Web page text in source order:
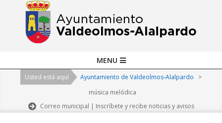
Navigation
MENU
Usted está aquí Ayuntamiento de Valdeolmos-Alalpardo
>
música melódica
Correo municipal | Inscríbete y recibe noticias y avisos